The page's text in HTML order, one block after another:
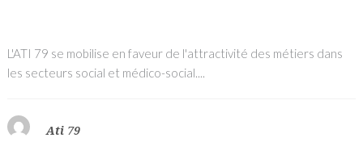
L'ATI 79 se mobilise en faveur de l'attractivité des métiers dans
les secteurs social et médico-social....
Ati 79